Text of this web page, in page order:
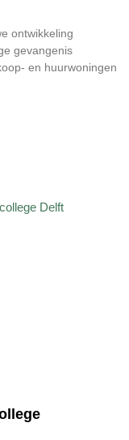
ontwikkeling
gevangenis
en huurwoningen